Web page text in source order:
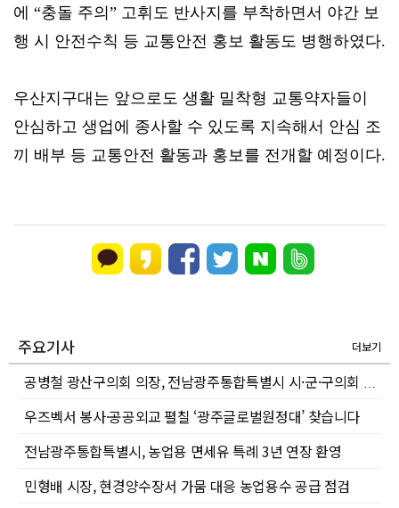
에 “충돌 주의” 고휘도 반사지를 부착하면서 야간 보
행 시 안전수칙 등 교통안전 홍보 활동도 병행하였다.
우산지구대는 앞으로도 생활 밀착형 교통약자들이
안심하고 생업에 종사할 수 있도록 지속해서 안심 조
끼 배부 등 교통안전 활동과 홍보를 전개할 예정이다.
주요기사 더보기
우즈벡서 봉사·공공외교 펼칠 ‘광주글로벌원정대’ 찾습니다
전남광주통합특별시, 농업용 면세유 특례 3년 연장 환영
민형배 시장, 현경양수장서 가뭄 대응 농업용수 공급 점검